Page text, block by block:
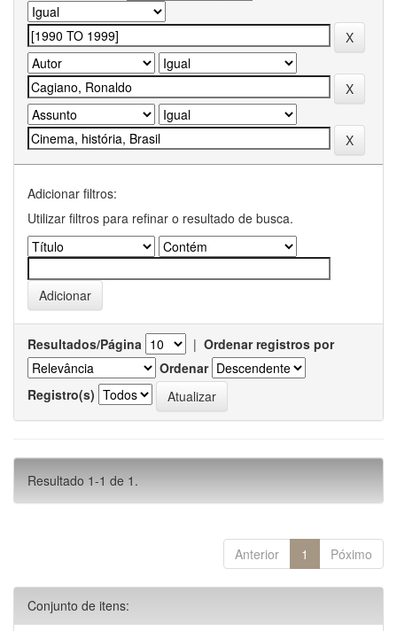
Adicionar filtros:
Utilizar filtros para refinar o resultado de busca.
Resultados/Página | Ordenar registros por
Ordenar
Registro(s)
Resultado 1-1 de 1.
Anterior 1 Póximo
Conjunto de itens: